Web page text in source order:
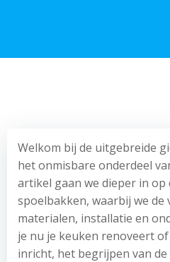
Welkom bij de uitgebreide
het onmisbare onderdeel
artikel gaan we dieper in op
spoelbakken, waarbij we de
materialen, installatie en
je nu je keuken renoveert
inricht, het begrijpen van